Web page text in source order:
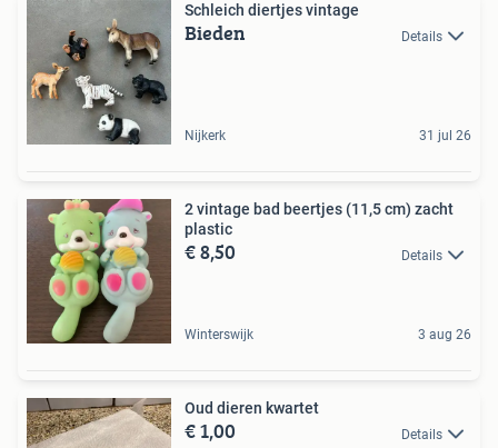
Schleich diertjes vintage
Bieden Details
Nijkerk 31 jul 26
2 vintage bad beertjes (11,5 cm) zacht
plastic
€ 8,50 Details
Winterswijk 3 aug 26
Oud dieren kwartet
€ 1,00 Details